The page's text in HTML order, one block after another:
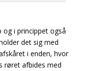
og i princippet også
det sig med
i enden, hvor
røret afbides med